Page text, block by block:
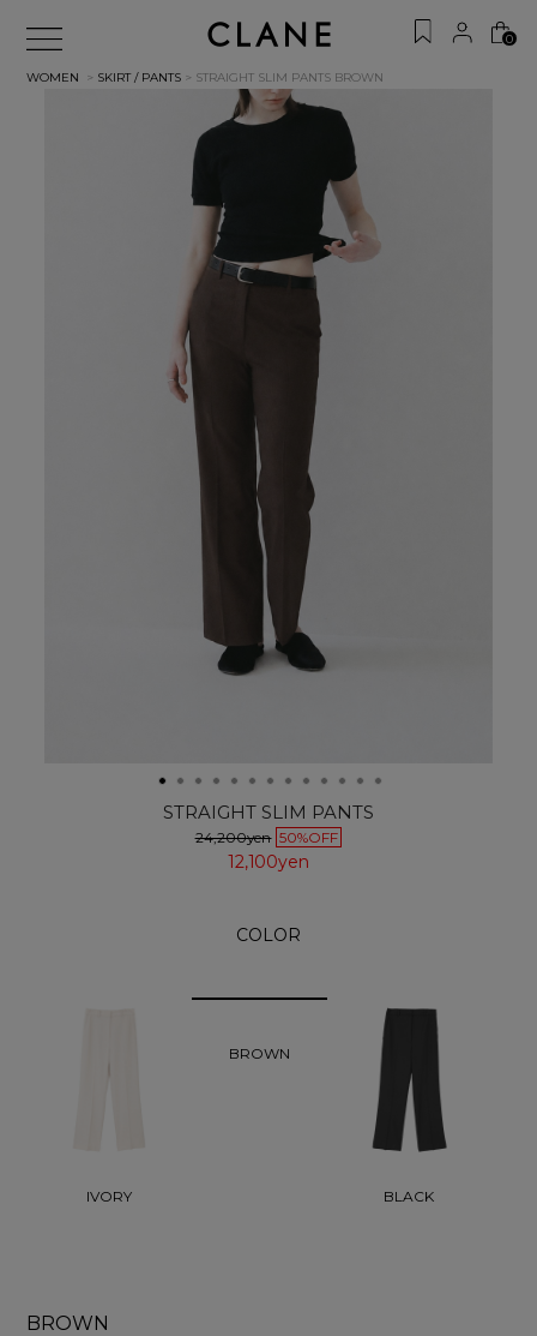
0
WOMEN > SKIRT / PANTS > STRAIGHT SLIM PANTS BROWN
STRAIGHT SLIM PANTS
24,200yen 50%OFF
12,100yen
COLOR
IVORY
BROWN
BLACK
BROWN